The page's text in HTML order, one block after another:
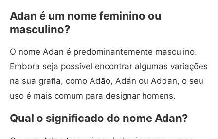
Adan é um nome feminino ou
masculino?
O nome Adan é predominantemente masculino.
Embora seja possível encontrar algumas variações
na sua grafia, como Adão, Adán ou Addan, o seu
uso é mais comum para designar homens.
Qual o significado do nome Adan?